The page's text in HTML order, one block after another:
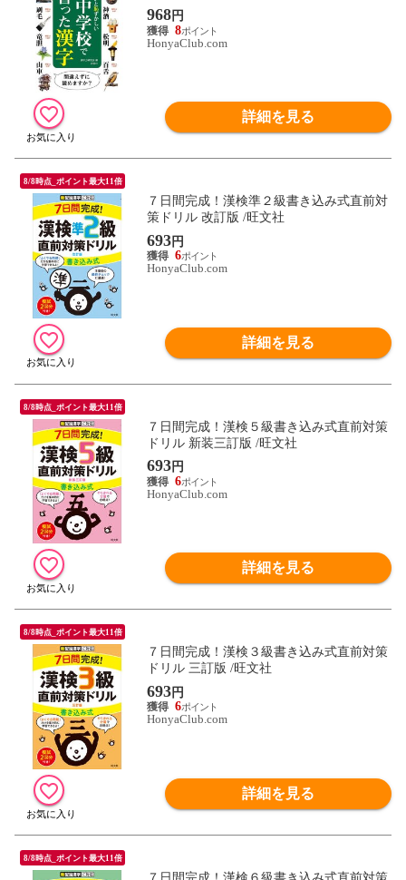
968円
8
HonyaClub.com
詳細を見る
8/8時点_ポイント最大11倍
７日間完成！漢検準２級書き込み式直前対
策ドリル 改訂版 /旺文社
693円
6
HonyaClub.com
詳細を見る
8/8時点_ポイント最大11倍
７日間完成！漢検５級書き込み式直前対策
ドリル 新装三訂版 /旺文社
693円
6
HonyaClub.com
詳細を見る
8/8時点_ポイント最大11倍
７日間完成！漢検３級書き込み式直前対策
ドリル 三訂版 /旺文社
693円
6
HonyaClub.com
詳細を見る
8/8時点_ポイント最大11倍